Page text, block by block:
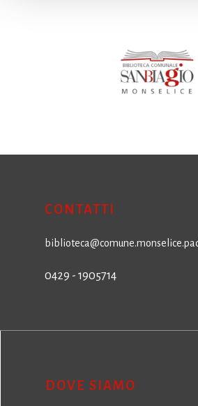
CONTATTI
0429 - 1905714
DOVE SIAMO